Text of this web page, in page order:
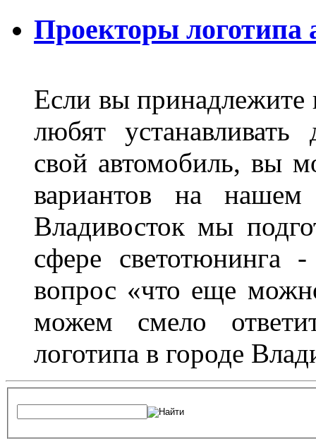
Проекторы логотипа
Если вы принадлежите
любят устанавливать
свой автомобиль, вы
вариантов на
Владивосток мы
сфере светотюнинга
вопрос «что еще
можем смело
логотипа в городе